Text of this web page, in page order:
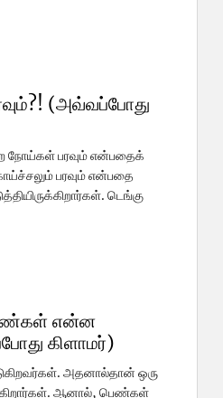
(அவ்வப்போது
நோய்கள் பரவும் என்பதைக்
பரவும் என்பதை
டெங்கு
என்ன
கிளாமர்)
அதனால்தான் ஒரு
ஆனால், பெண்கள்